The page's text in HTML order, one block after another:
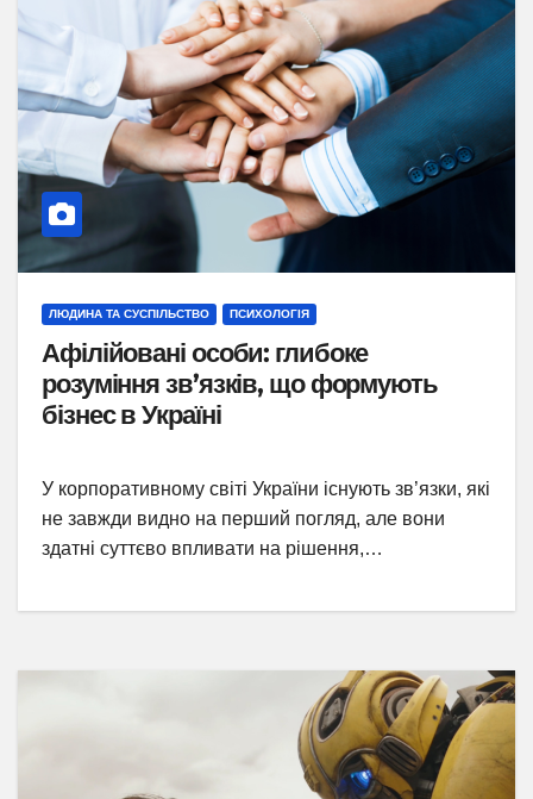
ЛЮДИНА ТА СУСПІЛЬСТВО ПСИХОЛОГІЯ
Афілійовані особи: глибоке
розуміння зв’язків, що формують
бізнес в Україні
У корпоративному світі України існують зв’язки, які
не завжди видно на перший погляд, але вони
здатні суттєво впливати на рішення,…